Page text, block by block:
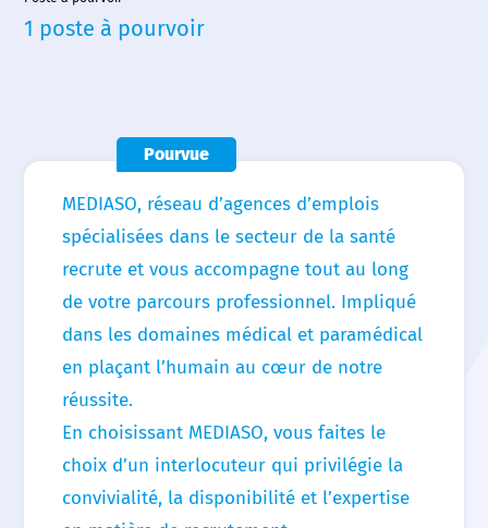
Accueil
Nos actualités
Nos offres d’emploi
Contact
1 poste à pourvoir
Pourvue
MEDIASO, réseau d’agences d’emplois
spécialisées dans le secteur de la santé
recrute et vous accompagne tout au long
de votre parcours professionnel. Impliqué
dans les domaines médical et paramédical
en plaçant l’humain au cœur de notre
réussite.
En choisissant MEDIASO, vous faites le
choix d’un interlocuteur qui privilégie la
convivialité, la disponibilité et l’expertise